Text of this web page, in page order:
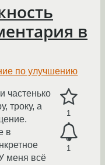
в
по улучшению
1
1
частенько
троку, а
в
меня всё